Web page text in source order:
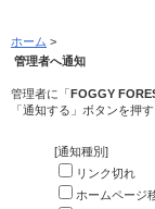
ホーム >
管理者へ通知
管理者に「FOGGY
「通知する」ボタンを押
[通知種別]
リンク切れ
ホームページ